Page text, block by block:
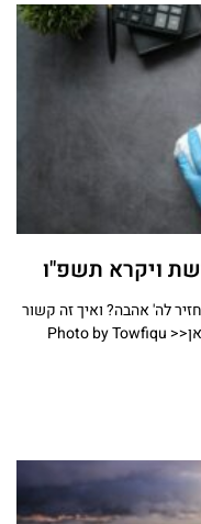
ויקרא תשפ"ו
לה' אהבה? ואיך זה קשור
לחומרות של פסח? >>לגרסת הדפסה לחצו כאן<< Photo by Towfiqu